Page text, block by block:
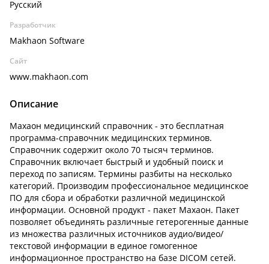
Русский
Разработчик
Makhaon Software
Сайт
www.makhaon.com
Описание
Махаон медицинский справочник - это бесплатная
программа-справочник медицинских терминов.
Справочник содержит около 70 тысяч терминов.
Справочник включает быстрый и удобный поиск и
переход по записям. Термины разбиты на несколько
категорий. Производим профессиональное медицинское
ПО для сбора и обработки различной медицинской
информации. Основной продукт - пакет Махаон. Пакет
позволяет объединять различные гетерогенные данные
из множества различных источников аудио/видео/
текстовой информации в единое гомогенное
информационное пространство на базе DICOM сетей.